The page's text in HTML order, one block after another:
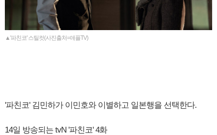
▲'파친코' 스틸컷(사진출처=애플TV)
'파친코' 김민하가 이민호와 이별하고 일본행을 선택한다.
14일 방송되는 tvN '파친코' 4화